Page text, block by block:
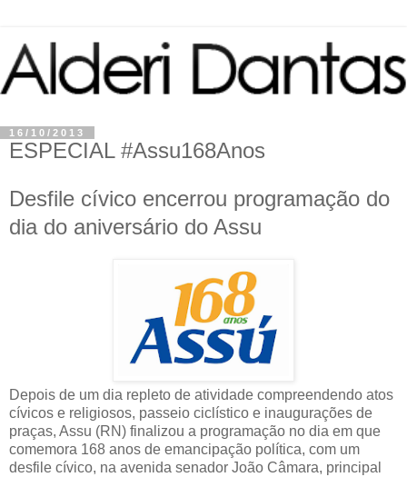
16/10/2013
ESPECIAL #Assu168Anos
Desfile cívico encerrou programação do
dia do aniversário do Assu
Depois de um dia repleto de atividade compreendendo atos
cívicos e religiosos, passeio ciclístico e inaugurações de
praças, Assu (RN) finalizou a programação no dia em que
comemora 168 anos de emancipação política, com um
desfile cívico, na avenida senador João Câmara, principal